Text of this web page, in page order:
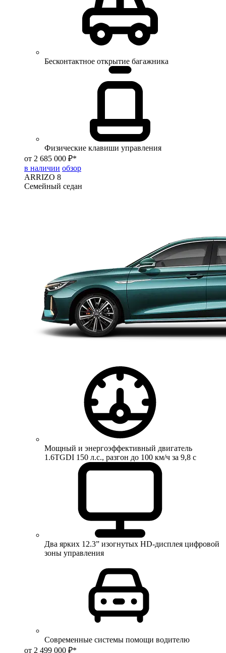
Бесконтактное открытие багажника
Физические клавиши управления
от 2 685 000 ₽*
в наличии обзор
ARRIZO 8
Семейный седан
Мощный и энергоэффективный двигатель
1.6TGDI 150 л.с., разгон до 100 км/ч за 9,8 с
Два ярких 12.3” изогнутых HD-дисплея цифровой
зоны управления
Современные системы помощи водителю
от 2 499 000 ₽*